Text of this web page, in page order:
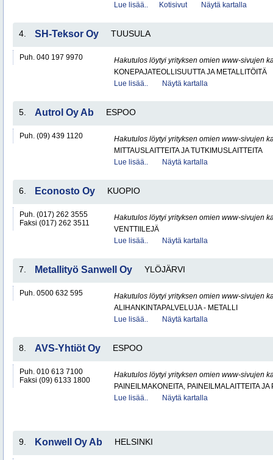
Lue lisää..
Kotisivut Näytä kartalla
4. SH-Teksor Oy TUUSULA
Puh. 040 197 9970
Hakutulos löytyi yrityksen omien www-sivujen
KONEPAJATEOLLISUUTTA JA METALLITÖITÄ
Lue lisää..
Näytä kartalla
5. Autrol Oy Ab ESPOO
Puh. (09) 439 1120
Hakutulos löytyi yrityksen omien www-sivujen
MITTAUSLAITTEITA JA TUTKIMUSLAITTEITA
Lue lisää..
Näytä kartalla
6. Econosto Oy KUOPIO
Puh. (017) 262 3555
Faksi (017) 262 3511
Hakutulos löytyi yrityksen omien www-sivujen
VENTTIILEJÄ
Lue lisää..
Näytä kartalla
7. Metallityö Sanwell Oy YLÖJÄRVI
Puh. 0500 632 595
Hakutulos löytyi yrityksen omien www-sivujen
ALIHANKINTAPALVELUJA - METALLI
Lue lisää..
Näytä kartalla
8. AVS-Yhtiöt Oy ESPOO
Puh. 010 613 7100
Faksi (09) 6133 1800
Hakutulos löytyi yrityksen omien www-sivujen
PAINEILMAKONEITA, PAINEILMALAITTEITA
Lue lisää..
Näytä kartalla
9. Konwell Oy Ab HELSINKI